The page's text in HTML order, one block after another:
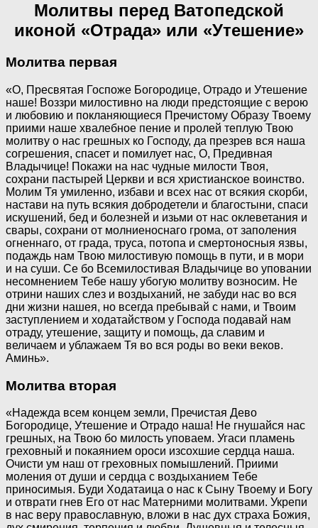
Молитвы перед Ватопедской
иконой «Отрада» или «Утешение»
Молитва первая
«О, Пресвятая Госпоже Богородице, Отрадо и Утешение
наше! Воззри милостивно на люди предстоящие с верою
и любовию и покланяющиеся Пречистому Образу Твоему
приими наше хвалебное пение и пролей теплую Твою
молитву о нас грешных ко Господу, да презрев вся наша
согрешения, спасет и помилует нас, О, Предивная
Владычице! Покажи на нас чудные милости Твоя,
сохрани пастырей Церкви и вся христианское воинство.
Молим Тя умиленно, избави и всех нас от всякия скорби,
настави на путь всякия добродетели и благостыни, спаси
искушений, бед и болезней и изьми от нас оклеветания и
свары, сохрани от молниеноснаго грома, от заполения
огненнаго, от града, труса, потопа и смертоносныя язвы,
подаждь нам Твою милостивую помощь в пути, и в мори
и на суши. Се бо Всемилостивая Владычице во уповании
несомнением Тебе нашу убогую молитву возносим. Не
отрини наших слез и воздыханий, не забуди нас во вся
дни жизни нашея, но всегда пребывай с нами, и Твоим
заступлением и ходатайством у Господа подавай нам
отраду, утешение, защиту и помощь, да славим и
величаем и ублажаем Тя во вся роды во веки веков.
Аминь».
Молитва вторая
«Надежда всем концем земли, Пречистая Дево
Богородице, Утешение и Отрадо наша! Не гнушайся нас
грешных, на Твою бо милость уповаем. Угаси пламень
греховный и покаянием ороси изсохшие сердца наша.
Очисти ум наш от греховных помышлений. Приими
моления от души и сердца с воздыханием Тебе
приносимыя. Буди Ходатаица о нас к Сыну Твоему и Богу
и отврати гнев Его от нас Матерними молитвами. Укрепи
в нас веру православную, вложи в нас дух страха Божия,